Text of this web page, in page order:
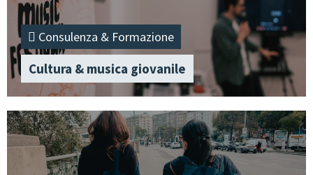
Consulenza & Formazione
Cultura & musica giovanile